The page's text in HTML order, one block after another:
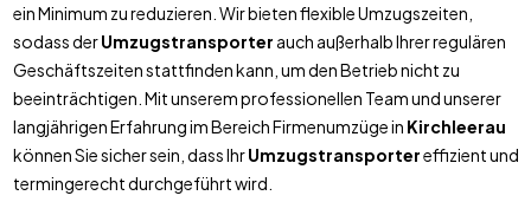
ein Minimum zu reduzieren. Wir bieten flexible Umzugszeiten,
sodass derUmzugstransporter auch außerhalb Ihrer regulären
Geschäftszeiten stattfinden kann, um den Betrieb nicht zu
beeinträchtigen. Mit unserem professionellen Team und unserer
langjährigen Erfahrung im Bereich Firmenumzüge in Kirchleerau
können Sie sicher sein, dass IhrUmzugstransportereffizient und
termingerecht durchgeführt wird.